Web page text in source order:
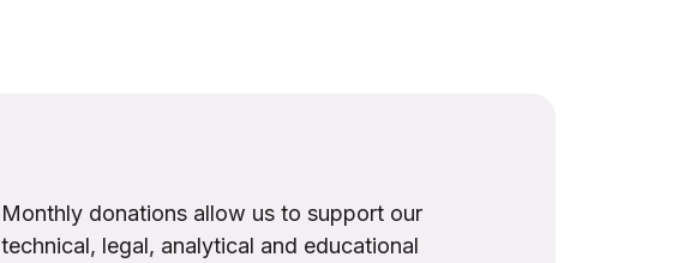
Monthly donations allow us to support our
technical, legal, analytical and educational